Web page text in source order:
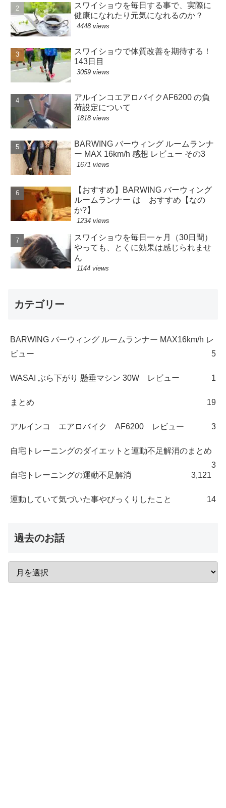
スワイショウを毎日する事で、実際に
健康になれたり元気になれるのか？
4448 views
スワイショウで体質改善を期待する！
143日目
3059 views
アルインコエアロバイクAF6200 の負
荷設定について
1818 views
BARWING バーウィング ルームランナ
ー MAX 16km/h 感想 レビュー その3
1671 views
【おすすめ】BARWING バーウィング
ルームランナー は おすすめ【なの
か?】
1234 views
スワイショウを毎日一ヶ月（30日間）
やっても、とくに効果は感じられませ
ん
1144 views
カテゴリー
BARWING バーウィング ルームランナー MAX16km/h レ
ビュー
5
WASAI ぶら下がり 懸垂マシン 30W レビュー 1
まとめ 19
アルインコ エアロバイク AF6200 レビュー 3
自宅トレーニングのダイエットと運動不足解消のまとめ
3
自宅トレーニングの運動不足解消
3,121
運動していて気づいた事やびっくりしたこと 14
過去のお話